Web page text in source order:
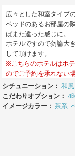
広々とした和室タイプ
ベッドのあるお部屋の
ばまた違った感じに。
ホテルですので勿論大
して頂けます。
※こちらのホテルはホ
のでご予約を承れない
シチュエーション： 和風
こだわりオプション： 4
イメージカラー： 茶系